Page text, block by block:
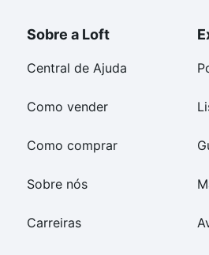
Sobre a Loft
Central de Ajuda
Como vender
Como comprar
Sobre nós
Carreiras